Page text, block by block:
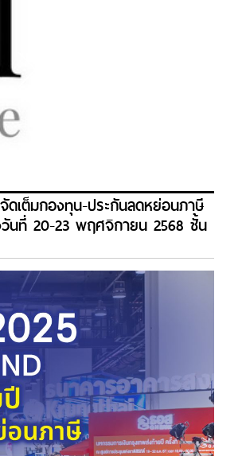
ดเต็มกองทุน-ประกันลดหย่อนภาษี
นที่ 20-23 พฤศจิกายน 2568 ชั้น